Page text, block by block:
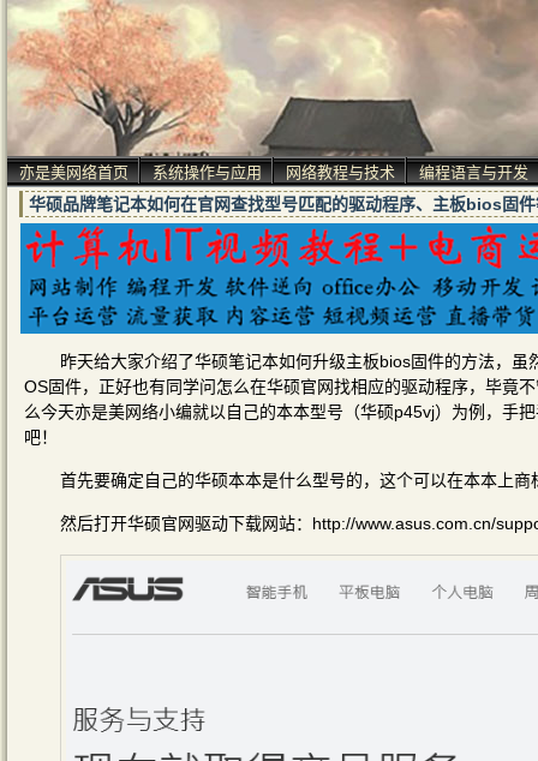
亦是美网络首页 系统操作与应用 网络教程与技术 编程语言与开发
华硕品牌笔记本如何在官网查找型号匹配的驱动程序、主板bios固
昨天给大家介绍了华硕笔记本如何升级主板bios固件的方法，
OS固件，正好也有同学问怎么在华硕官网找相应的驱动程序，毕竟
么今天亦是美网络小编就以自己的本本型号（华硕p45vj）为例，手
吧！
首先要确定自己的华硕本本是什么型号的，这个可以在本本上
然后打开华硕官网驱动下载网站：http://www.asus.com.cn/